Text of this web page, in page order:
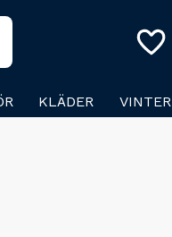
KLÄDER VINTER